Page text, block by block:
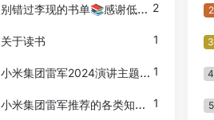
别错过李现的书单📚感谢低谷期读过的书 2
关于读书 1
小米集团雷军2024演讲主题《勇气》书单推荐 1
小米集团雷军推荐的各类知识书单 1
2
3
4
5